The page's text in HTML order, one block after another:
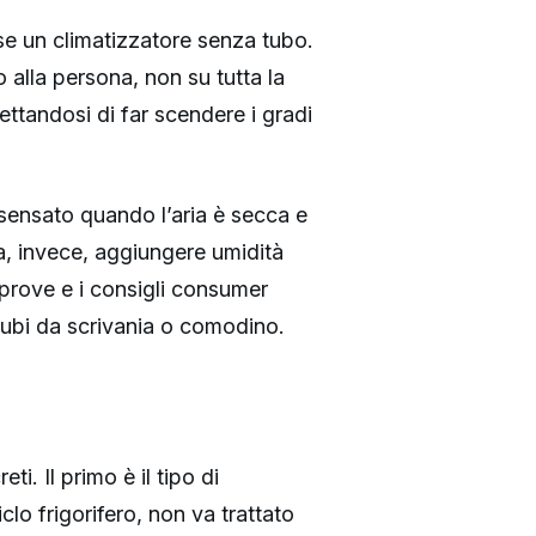
un climatizzatore senza tubo.
persona, non su tutta la
di far scendere i gradi
quando l’aria è secca e
invece, aggiungere umidità
e i consigli consumer
da scrivania o comodino.
Il primo è il tipo di
frigorifero, non va trattato